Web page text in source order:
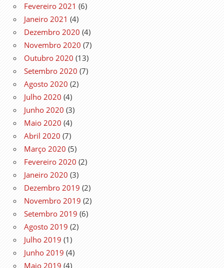
Fevereiro 2021 (6)
Janeiro 2021 (4)
Dezembro 2020 (4)
Novembro 2020 (7)
Outubro 2020 (13)
Setembro 2020 (7)
Agosto 2020 (2)
Julho 2020 (4)
Junho 2020 (3)
Maio 2020 (4)
Abril 2020 (7)
Março 2020 (5)
Fevereiro 2020 (2)
Janeiro 2020 (3)
Dezembro 2019 (2)
Novembro 2019 (2)
Setembro 2019 (6)
Agosto 2019 (2)
Julho 2019 (1)
Junho 2019 (4)
Maio 2019 (4)